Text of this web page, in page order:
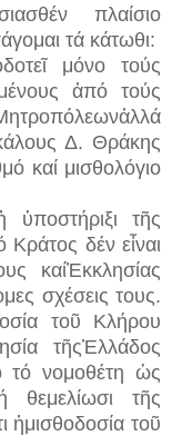
πλαίσιο
τά κάτωθι:
μόνο τούς
ἀπό τούς
Δ. Θράκης
καί μισθολόγιο
τῆς
δέν εἶναι
καίἘκκλησίας
σχέσεις τους.
τοῦ Κλήρου
τῆςἙλλάδος
τό νομοθέτη ὡς
θεμελίωσι τῆς
ἡμισθοδοσία τοῦ